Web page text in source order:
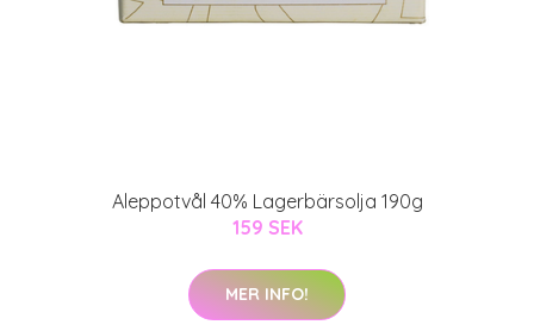
Aleppotvål 40% Lagerbärsolja 190g
159 SEK
MER INFO!